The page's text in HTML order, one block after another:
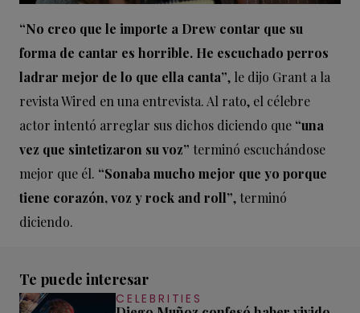
“No creo que le importe a Drew contar que su
forma de cantar es horrible. He escuchado perros
ladrar mejor de lo que ella canta”, le dijo Grant a la
revista Wired en una entrevista. Al rato, el célebre
actor intentó arreglar sus dichos diciendo que “una
vez que sintetizaron su voz” terminó escuchándose
mejor que él. “Sonaba mucho mejor que yo porque
tiene corazón, voz y rock and roll”, terminó
diciendo.
Te puede interesar
CELEBRITIES